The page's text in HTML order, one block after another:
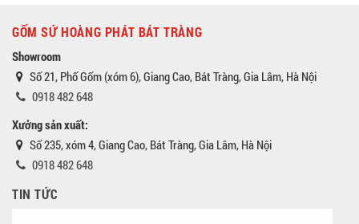
GỐM SỨ HOÀNG PHÁT BÁT TRÀNG
Showroom
Số 21, Phố Gốm (xóm 6), Giang Cao, Bát Tràng, Gia Lâm, Hà Nội
0918 482 648
Xưởng sản xuất:
Số 235, xóm 4, Giang Cao, Bát Tràng, Gia Lâm, Hà Nội
0918 482 648
TIN TỨC